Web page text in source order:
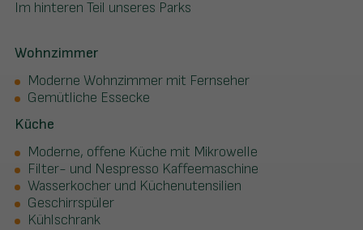
Im hinteren Teil unseres Parks
Wohnzimmer
Moderne Wohnzimmer mit Fernseher
Gemütliche Essecke
Küche
Moderne, offene Küche mit Mikrowelle
Filter- und Nespresso Kaffeemaschine
Wasserkocher und Küchenutensilien
Geschirrspüler
Kühlschrank